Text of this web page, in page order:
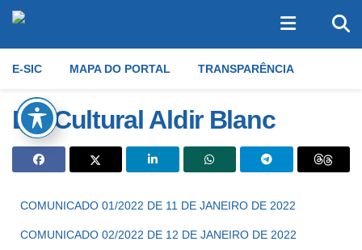
E-SIC MAPA DO PORTAL TRANSPARÊNCIA
Lei Cultural Aldir Blanc
COMUNICADO 01/2022 DE 11 DE JANEIRO DE 2022
COMUNICADO 02/2022 DE 12 DE JANEIRO DE 2022